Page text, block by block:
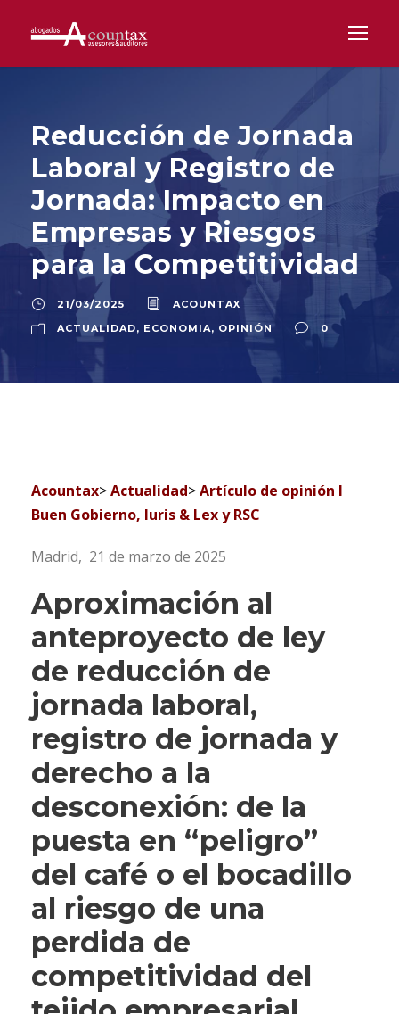
Reducción de Jornada
Laboral y Registro de
Jornada: Impacto en
Empresas y Riesgos
para la Competitividad
21/03/2025
ACOUNTAX
ACTUALIDAD, ECONOMIA, OPINIÓN 0
Acountax>Actualidad>Artículo de opinión I
Buen Gobierno, Iuris & Lex y RSC
Madrid, 21 de marzo de 2025
Aproximación al
anteproyecto de ley
de reducción de
jornada laboral,
registro de jornada y
derecho a la
desconexión: de la
puesta en “peligro”
del café o el bocadillo
al riesgo de una
perdida de
competitividad del